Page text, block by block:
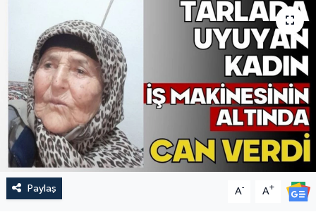
Paylaş A- A+